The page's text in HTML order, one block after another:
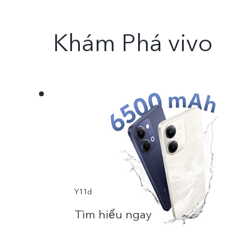
Khám Phá vivo
Y11d
Tìm hiểu ngay